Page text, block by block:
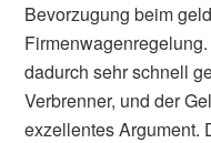
Bevorzugung beim
dadurch sehr schnell
Verbrenner, und der
exzellentes Argument.